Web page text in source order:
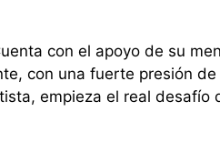
con el apoyo de su
con una fuerte presión
empieza el real desafío